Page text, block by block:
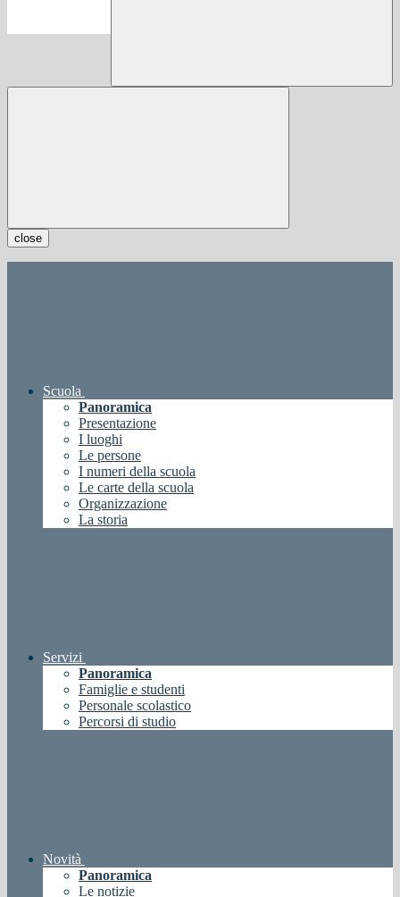
close
Scuola
Panoramica
Presentazione
I luoghi
Le persone
I numeri della scuola
Le carte della scuola
Organizzazione
La storia
Servizi
Panoramica
Famiglie e studenti
Personale scolastico
Percorsi di studio
Novità
Panoramica
Le notizie